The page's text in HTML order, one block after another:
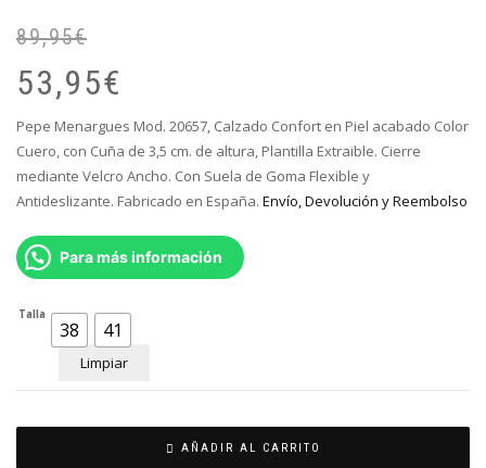
89,95€
53,95€
Pepe Menargues Mod. 20657, Calzado Confort en Piel acabado Color
Cuero, con Cuña de 3,5 cm. de altura, Plantilla Extraible. Cierre
mediante Velcro Ancho. Con Suela de Goma Flexible y
Antideslizante. Fabricado en España. Envío, Devolución y Reembolso
Para más información
Talla
38 41
Limpiar
AÑADIR AL CARRITO